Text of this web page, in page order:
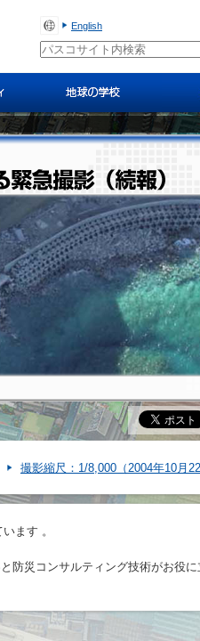
English
撮影縮尺：1/8,000（2004年10月22
ます 。
防災コンサルティング技術がお役に